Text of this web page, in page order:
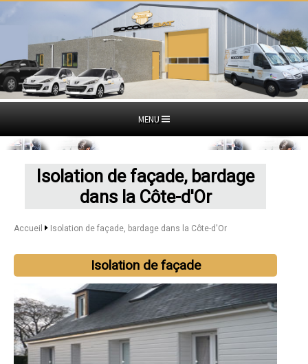
MENU
Isolation de façade, bardage
dans la Côte-d'Or
Accueil Isolation de façade, bardage dans la Côte-d'Or
Isolation de façade